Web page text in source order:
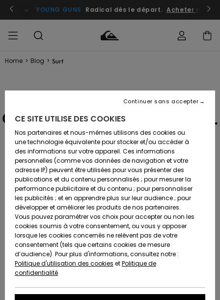
Se connecter / s'inscrire
YOUNG GUNS Radical dès le départ. Acheter
Chaussures
& Tongs
Surf
Snow
Nouveautés
Découvrir
Chaussures
& Tongs
Surf
Snow
Nouveautés
Découvrir
FEMME
A
Découvrir
Snow
SURF
Surf
Shop
Enfant
Highlights
Communauté
SNOW
Snow
Shop
Enfant
Snow
Shop
Femme
A
Découvrir
Communauté
OUTLET
Enfant
Outlet
Femme
AIDE &
CONTACT
Retours
Paiement
Carte
Cadeau
Quiksilver
Freedom
Protection
des
MAGASINS
QUIKSILVER
Home > Blog > Surf
MARCO MIGNOT
QUALIFIES FOR THE WSL
WORLD CHAMPIONSHIP
TOUR 2025
SURF - 22 OCT. 2024
CE SITE UTILISE DES COOKIES
Nos partenaires et nous-mêmes utilisons des cookies ou
une technologie équivalente pour stocker et/ou accéder à
des informations sur votre appareil. Ces informations
personnelles (comme vos données de navigation et votre
adresse IP) peuvent être utilisées pour vous présenter des
publications et du contenu personnalisés ; pour mesurer la
performance publicitaire et du contenu ; pour personnaliser
les publicités ; et en apprendre plus sur leur audience ; pour
développer et améliorer les produits de nos partenaires.
Vous pouvez paramétrer vos choix pour accepter ou non les
cookies soumis à votre consentement, ou vous y opposer
lorsque les cookies concernés ne relèvent pas de votre
consentement (tels que certains cookies de mesure
d’audience). Pour plus d'informations, consultez notre :
Politique d'utilisation des cookies etPolitique de
confidentialité
Continuer sans accepter